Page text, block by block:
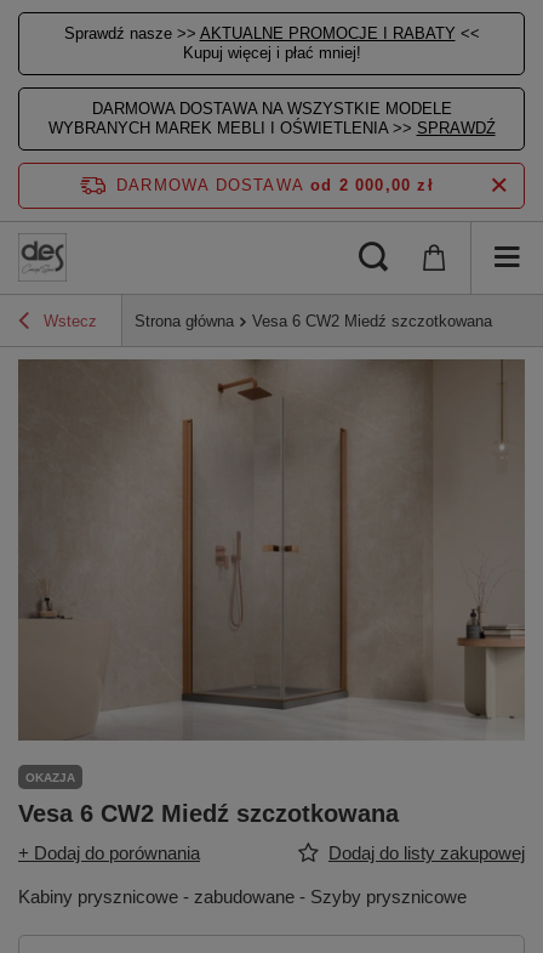
Sprawdź nasze >> AKTUALNE PROMOCJE I RABATY <<
Kupuj więcej i płać mniej!
DARMOWA DOSTAWA NA WSZYSTKIE MODELE
WYBRANYCH MAREK MEBLI I OŚWIETLENIA >> SPRAWDŹ
DARMOWA DOSTAWA od 2 000,00 zł
Wstecz Strona główna Vesa 6 CW2 Miedź szczotkowana
OKAZJA
Vesa 6 CW2 Miedź szczotkowana
+ Dodaj do porównania Dodaj do listy zakupowej
Kabiny prysznicowe - zabudowane - Szyby prysznicowe